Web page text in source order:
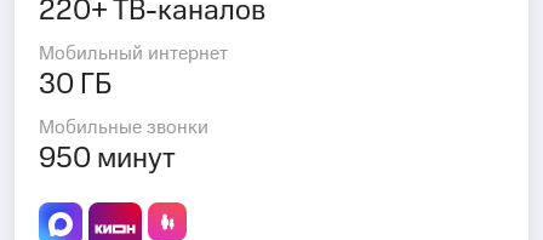
220+ ТВ-каналов
Мобильный интернет
30 ГБ
Мобильные звонки
950 минут